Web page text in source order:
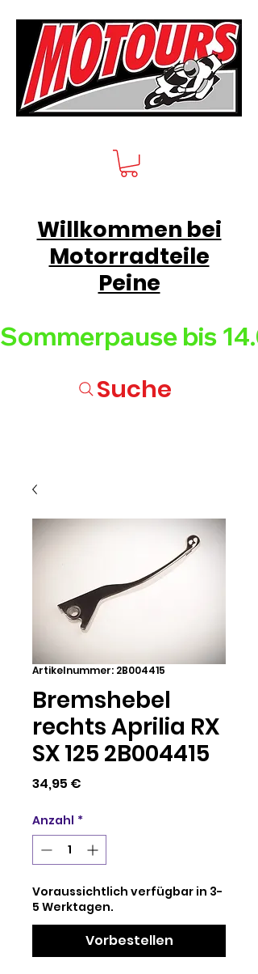
Sommerpause bis
Willkommen bei
Motorradteile
Peine
Suche
Artikelnummer: 2B004415
Bremshebel
rechts Aprilia RX
SX 125 2B004415
34,95 €
Anzahl *
Voraussichtlich verfügbar in 3-
5 Werktagen.
Vorbestellen